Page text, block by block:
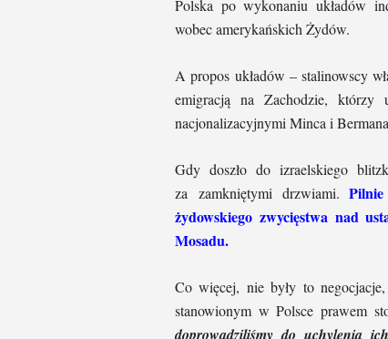
Polska po wykonaniu układów
wobec amerykańskich Żydów.
A propos układów – stalinowscy
emigracją na Zachodzie,
nacjonalizacyjnymi Minca i
Gdy doszło do izraelskiego
za zamkniętymi drzwiami.
żydowskiego zwycięstwa nad
Mosadu.
Co więcej, nie były to
stanowionym w Polsce prawem
doprowadziliśmy do uchylenia